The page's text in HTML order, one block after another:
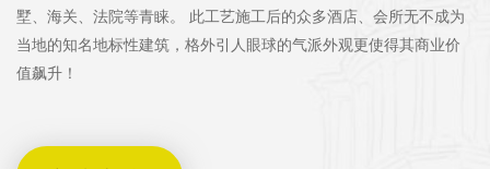
墅、海关、法院等青睐。 此工艺施工后的众多酒店、会所无不成为
当地的知名地标性建筑，格外引人眼球的气派外观更使得其商业价
值飙升！